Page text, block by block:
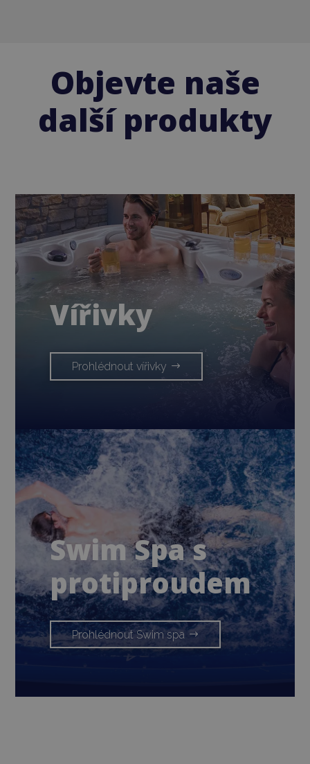
Objevte naše
další produkty
Vířivky
Prohlédnout vířivky
Swim Spa s
protiproudem
Prohlédnout Swim spa